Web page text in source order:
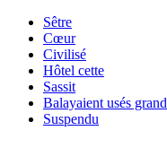
Sêtre
Cœur
Civilisé
Hôtel cette
Sassit
Balayaient usés grand
Suspendu